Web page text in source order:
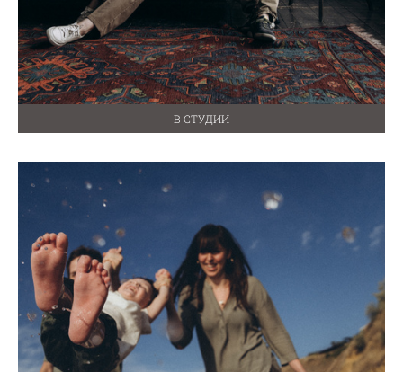
В СТУДИИ